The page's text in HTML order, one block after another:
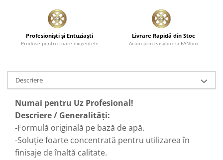
Profesionişti şi Entuziaşti
Produse pentru toate exigenţele
Livrare Rapidă din Stoc
Acum prin easybox şi FANbox
Descriere
Numai pentru Uz Profesional!
Descriere / Generalități:
-Formulă originală pe bază de apă.
-Soluție foarte concentrată pentru utilizarea în
finisaje de înaltă calitate.